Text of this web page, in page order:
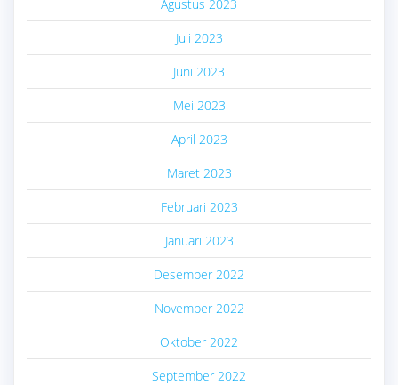
Agustus 2023
Juli 2023
Juni 2023
Mei 2023
April 2023
Maret 2023
Februari 2023
Januari 2023
Desember 2022
November 2022
Oktober 2022
September 2022